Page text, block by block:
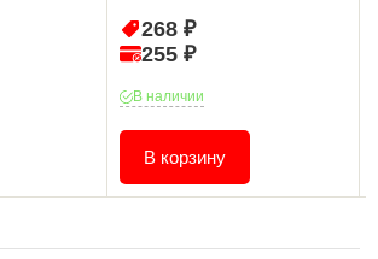
268 ₽
255 ₽
В наличии
В корзину